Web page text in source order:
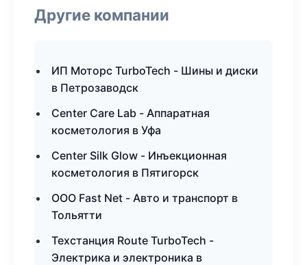
Другие компании
ИП Моторс TurboTech - Шины и диски
в Петрозаводск
Center Care Lab - Аппаратная
косметология в Уфа
Center Silk Glow - Инъекционная
косметология в Пятигорск
ООО Fast Net - Авто и транспорт в
Тольятти
Техстанция Route TurboTech -
Электрика и электроника в